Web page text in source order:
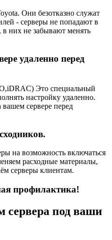
Они безотказно служат
- серверы не попадают в
них не забывают менять
удаленно перед
Это специальный
настройку удаленно.
вашем сервере перед
на возможность включаться
расходные материалы,
серверы клиентам.
профилактика!
под ваши